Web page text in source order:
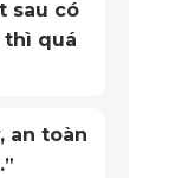
trả nhanh
sau có
thì quá
an toàn
”